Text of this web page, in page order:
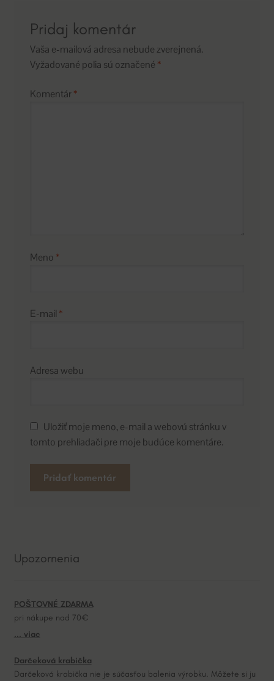
Pridaj komentár
Vaša e-mailová adresa nebude zverejnená.
Vyžadované polia sú označené *
Komentár*
Meno *
E-mail *
Adresa webu
Uložiť moje meno, e-mail a webovú stránku v
tomto prehliadači pre moje budúce komentáre.
r
t
i
v
:
Upozornenia
POŠTOVNÉ ZDARMA
pri nákupe nad 70€
... viac
Darčeková krabička
Darčeková krabička nie je súčasťou balenia výrobku. Môžete si ju